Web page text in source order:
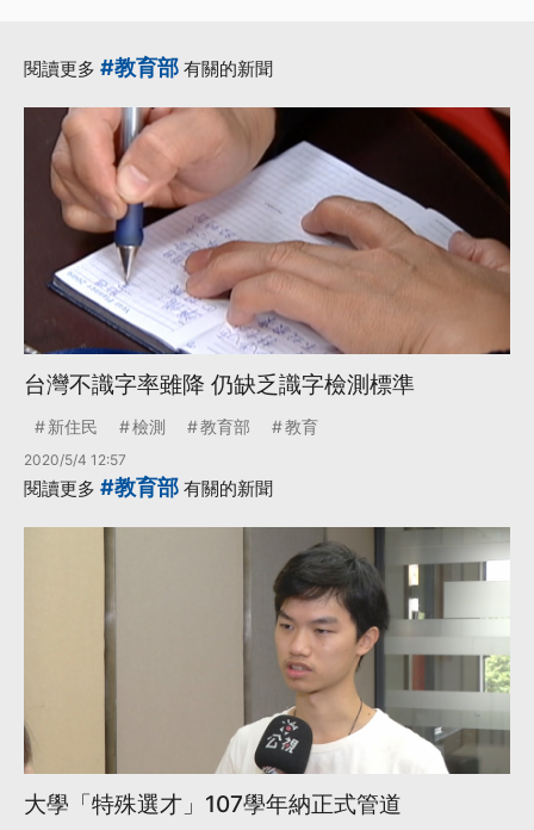
閱讀更多 #教育部 有關的新聞
台灣不識字率雖降 仍缺乏識字檢測標準
新住民 檢測 教育部 教育
2020/5/4 12:57
閱讀更多 #教育部 有關的新聞
大學「特殊選才」107學年納正式管道